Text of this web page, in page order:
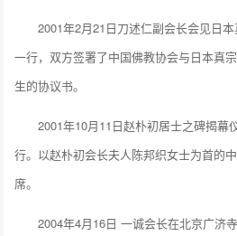
2001年2月21日刀述仁副会长会见日本
一行，双方签署了中国佛教协会与日本真
生的协议书。
2001年10月11日赵朴初居士之碑揭幕
行。以赵朴初会长夫人陈邦织女士为首的
席。
2004年4月16日 一诚会长在北京广济